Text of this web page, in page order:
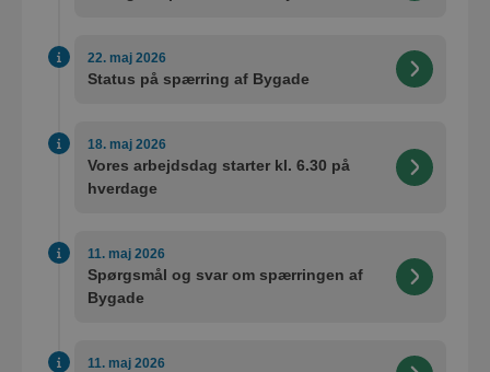
22. maj 2026
Status på spærring af Bygade
18. maj 2026
Vores arbejdsdag starter kl. 6.30 på
hverdage
11. maj 2026
Spørgsmål og svar om spærringen af
Bygade
11. maj 2026